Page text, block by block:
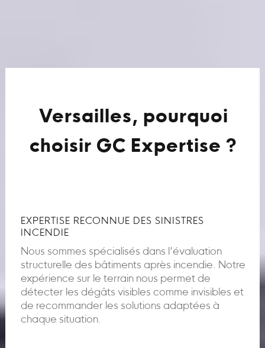
Versailles, pourquoi
choisir GC Expertise ?
EXPERTISE RECONNUE DES SINISTRES
INCENDIE
Nous sommes spécialisés dans l’évaluation
structurelle des bâtiments après incendie. Notre
expérience sur le terrain nous permet de
détecter les dégâts visibles comme invisibles et
de recommander les solutions adaptées à
chaque situation.